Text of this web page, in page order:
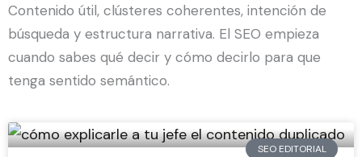
Contenido útil, clústeres coherentes, intención de
búsqueda y estructura narrativa. El SEO empieza
cuando sabes qué decir y cómo decirlo para que
tenga sentido semántico.
SEO EDITORIAL